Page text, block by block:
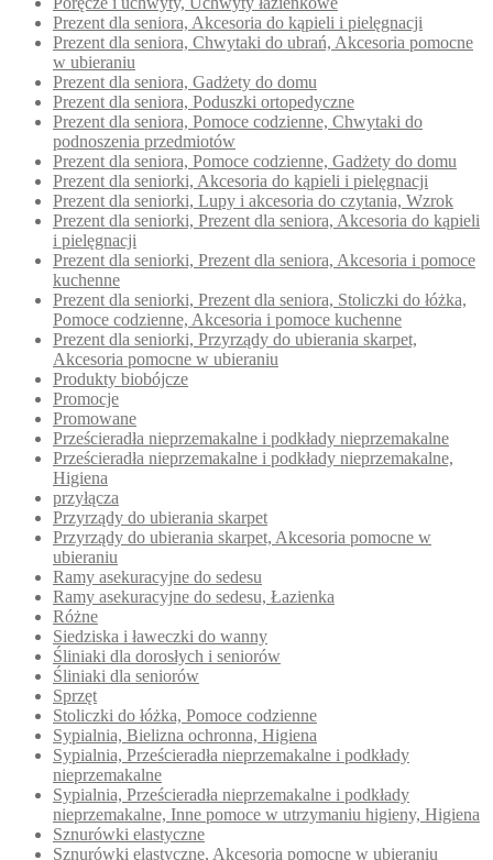
Prezent dla seniora, Akcesoria do kąpieli i pielęgnacji
Prezent dla seniora, Chwytaki do ubrań, Akcesoria pomocne
w ubieraniu
Prezent dla seniora, Gadżety do domu
Prezent dla seniora, Poduszki ortopedyczne
Prezent dla seniora, Pomoce codzienne, Chwytaki do
podnoszenia przedmiotów
Prezent dla seniora, Pomoce codzienne, Gadżety do domu
Prezent dla seniorki, Akcesoria do kąpieli i pielęgnacji
Prezent dla seniorki, Lupy i akcesoria do czytania, Wzrok
Prezent dla seniorki, Prezent dla seniora, Akcesoria do kąpieli
i pielęgnacji
Prezent dla seniorki, Prezent dla seniora, Akcesoria i pomoce
kuchenne
Prezent dla seniorki, Prezent dla seniora, Stoliczki do łóżka,
Pomoce codzienne, Akcesoria i pomoce kuchenne
Prezent dla seniorki, Przyrządy do ubierania skarpet,
Akcesoria pomocne w ubieraniu
Produkty biobójcze
Promocje
Promowane
Prześcieradła nieprzemakalne i podkłady nieprzemakalne
Prześcieradła nieprzemakalne i podkłady nieprzemakalne,
Higiena
przyłącza
Przyrządy do ubierania skarpet
Przyrządy do ubierania skarpet, Akcesoria pomocne w
ubieraniu
Ramy asekuracyjne do sedesu
Ramy asekuracyjne do sedesu, Łazienka
Różne
Siedziska i ławeczki do wanny
Śliniaki dla dorosłych i seniorów
Śliniaki dla seniorów
Sprzęt
Stoliczki do łóżka, Pomoce codzienne
Sypialnia, Bielizna ochronna, Higiena
Sypialnia, Prześcieradła nieprzemakalne i podkłady
nieprzemakalne
Sypialnia, Prześcieradła nieprzemakalne i podkłady
nieprzemakalne, Inne pomoce w utrzymaniu higieny, Higiena
Sznurówki elastyczne
Sznurówki elastyczne, Akcesoria pomocne w ubieraniu